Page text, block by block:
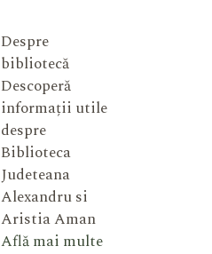
Despre
bibliotecă
Descoperă
informații utile
despre
Biblioteca
Judeteana
Alexandru si
Aristia Aman
Află mai multe